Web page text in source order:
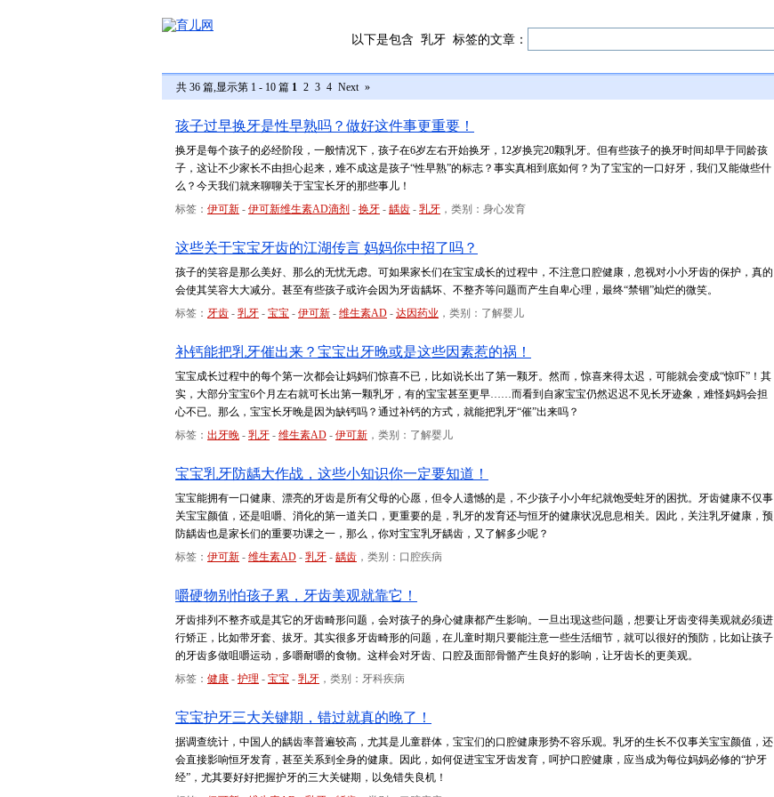
以下是包含 乳牙 标签的文章：
共 36 篇,显示第 1 - 10 篇 1 2 3 4 Next »
孩子过早换牙是性早熟吗？做好这件事更重要！
换牙是每个孩子的必经阶段，一般情况下，孩子在6岁左右开始换牙，12岁换完20颗乳牙。但有些孩子的换牙时间却早于同龄孩
子，这让不少家长不由担心起来，难不成这是孩子“性早熟”的标志？事实真相到底如何？为了宝宝的一口好牙，我们又能做些什
么？今天我们就来聊聊关于宝宝长牙的那些事儿！
标签： 伊可新 - 伊可新维生素AD滴剂 - 换牙 - 龋齿 - 乳牙 ，类别：身心发育
这些关于宝宝牙齿的江湖传言 妈妈你中招了吗？
孩子的笑容是那么美好、那么的无忧无虑。可如果家长们在宝宝成长的过程中，不注意口腔健康，忽视对小小牙齿的保护，真的
会使其笑容大大减分。甚至有些孩子或许会因为牙齿龋坏、不整齐等问题而产生自卑心理，最终“禁锢”灿烂的微笑。
标签： 牙齿 - 乳牙 - 宝宝 - 伊可新 - 维生素AD - 达因药业 ，类别：了解婴儿
补钙能把乳牙催出来？宝宝出牙晚或是这些因素惹的祸！
宝宝成长过程中的每个第一次都会让妈妈们惊喜不已，比如说长出了第一颗牙。然而，惊喜来得太迟，可能就会变成“惊吓”！其
实，大部分宝宝6个月左右就可长出第一颗乳牙，有的宝宝甚至更早……而看到自家宝宝仍然迟迟不见长牙迹象，难怪妈妈会担
心不已。那么，宝宝长牙晚是因为缺钙吗？通过补钙的方式，就能把乳牙“催”出来吗？
标签： 出牙晚 - 乳牙 - 维生素AD - 伊可新 ，类别：了解婴儿
宝宝乳牙防龋大作战，这些小知识你一定要知道！
宝宝能拥有一口健康、漂亮的牙齿是所有父母的心愿，但令人遗憾的是，不少孩子小小年纪就饱受蛀牙的困扰。牙齿健康不仅事
关宝宝颜值，还是咀嚼、消化的第一道关口，更重要的是，乳牙的发育还与恒牙的健康状况息息相关。因此，关注乳牙健康，预
防龋齿也是家长们的重要功课之一，那么，你对宝宝乳牙龋齿，又了解多少呢？
标签： 伊可新 - 维生素AD - 乳牙 - 龋齿 ，类别：口腔疾病
嚼硬物别怕孩子累，牙齿美观就靠它！
牙齿排列不整齐或是其它的牙齿畸形问题，会对孩子的身心健康都产生影响。一旦出现这些问题，想要让牙齿变得美观就必须进
行矫正，比如带牙套、拔牙。其实很多牙齿畸形的问题，在儿童时期只要能注意一些生活细节，就可以很好的预防，比如让孩子
的牙齿多做咀嚼运动，多嚼耐嚼的食物。这样会对牙齿、口腔及面部骨骼产生良好的影响，让牙齿长的更美观。
标签： 健康 - 护理 - 宝宝 - 乳牙 ，类别：牙科疾病
宝宝护牙三大关键期，错过就真的晚了！
据调查统计，中国人的龋齿率普遍较高，尤其是儿童群体，宝宝们的口腔健康形势不容乐观。乳牙的生长不仅事关宝宝颜值，还
会直接影响恒牙发育，甚至关系到全身的健康。因此，如何促进宝宝牙齿发育，呵护口腔健康，应当成为每位妈妈必修的“护牙
经”，尤其要好好把握护牙的三大关键期，以免错失良机！